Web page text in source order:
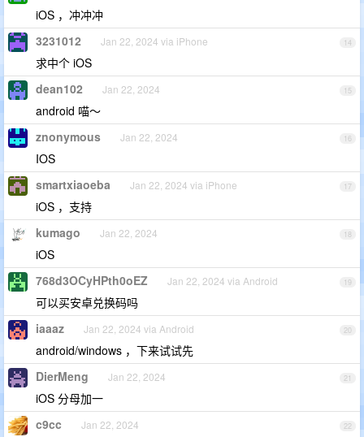
iOS ，冲冲冲
14
3231012 Jan 22, 2024 via iPhone
求中个 iOS
15
dean102 Jan 22, 2024
android 喵～
16
znonymous Jan 22, 2024
IOS
17
smartxiaoeba Jan 22, 2024 via iPhone
iOS ，支持
18
kumago Jan 22, 2024
iOS
19
768d3OCyHPth0oEZ Jan 22, 2024 via Android
可以买安卓兑换码吗
20
iaaaz Jan 22, 2024 via Android
android/windows ，下来试试先
21
DierMeng Jan 22, 2024
iOS 分母加一
22
c9cc Jan 22, 2024